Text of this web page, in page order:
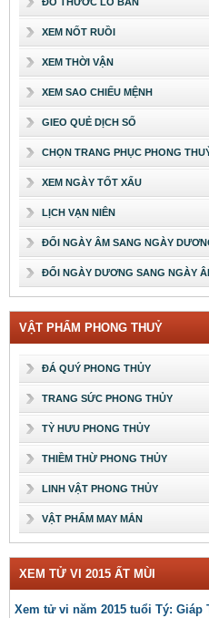
XEM NỐT RUỒI
XEM THỜI VẬN
XEM SAO CHIẾU MỆNH
GIEO QUẺ DỊCH SỐ
CHỌN TRANG PHỤC PHONG
XEM NGÀY TỐT XẤU
LỊCH VẠN NIÊN
ĐỔI NGÀY ÂM SANG NGÀY
ĐỔI NGÀY DƯƠNG SANG NGÀY
VẬT PHẨM PHONG THUỶ
ĐÁ QUÝ PHONG THỦY
TRANG SỨC PHONG THỦY
TỲ HƯU PHONG THỦY
THIỀM THỪ PHONG THỦY
LINH VẬT PHONG THỦY
VẬT PHẨM MAY MẮN
XEM TỬ VI 2015 ẤT MÙI
Xem tử vi năm 2015 tuổi Tý: Giáp